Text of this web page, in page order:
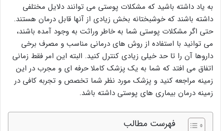
به یاد داشته باشید که مشکلات پوستی می توانند دلایل مختلفی
داشته باشند که خوشبختانه بخش زیادی از آنها قابل درمان هستند.
حتی اگر مشکلات پوستی شما به خاطر وراثت به وجود آمده باشند،
می توانید با استفاده از روش های درمانی مناسب و مصرف برخی
داروها آن را تا حد خیلی زیادی کنترل کنید. البته این امر فقط زمانی
اتفاق می افتد که شما به یک پزشک کاملا حرفه ای و مجرب در این
زمینه مراجعه کنید و پزشک مورد نظر شما تخصص و تجربه کافی در
زمینه درمان بیماری های پوستی داشته باشد.
فهرست مطالب